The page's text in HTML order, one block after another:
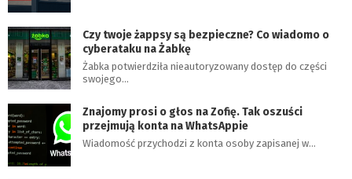
Czy twoje żappsy są bezpieczne? Co wiadomo o
cyberataku na Żabkę
Żabka potwierdziła nieautoryzowany dostęp do części
swojego…
Znajomy prosi o głos na Zofię. Tak oszuści
przejmują konta na WhatsAppie
Wiadomość przychodzi z konta osoby zapisanej w…